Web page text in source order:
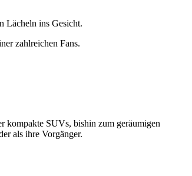
Lächeln ins Gesicht.
zahlreichen Fans.
kompakte SUVs, bishin zum geräumigen
als ihre Vorgänger.